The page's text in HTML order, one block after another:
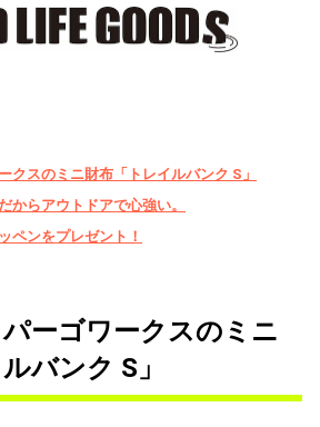
クスのミニ財布「トレイルバンク S」
からアウトドアで心強い。
ペンをプレゼント！
パーゴワークスのミニ
バンク S」